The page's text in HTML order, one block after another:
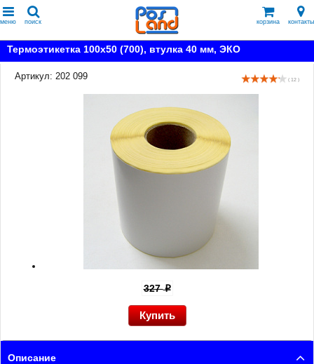
меню поиск корзина контакты
Термоэтикетка 100x50 (700), втулка 40 мм, ЭКО
Артикул: 202 099 ( 12 )
327p
Описание